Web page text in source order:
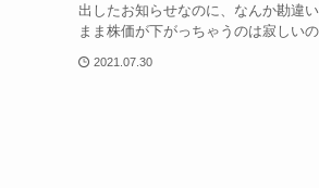
出したお知らせなのに、なんか勘違
まま株価が下がっちゃうのは寂しい
2021.07.30